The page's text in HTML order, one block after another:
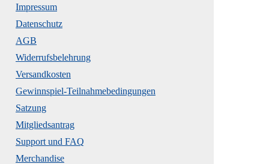
Impressum
Datenschutz
AGB
Widerrufsbelehrung
Versandkosten
Gewinnspiel-Teilnahmebedingungen
Satzung
Mitgliedsantrag
Support und FAQ
Merchandise